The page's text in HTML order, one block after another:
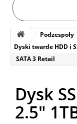
Podzespoły
Dyski twarde HDD i
SATA 3 Retail
Dysk
2.5"